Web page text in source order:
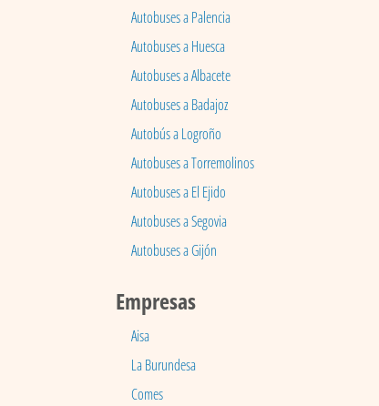
Autobuses a Palencia
Autobuses a Huesca
Autobuses a Albacete
Autobuses a Badajoz
Autobús a Logroño
Autobuses a Torremolinos
Autobuses a El Ejido
Autobuses a Segovia
Autobuses a Gijón
Empresas
Aisa
La Burundesa
Comes